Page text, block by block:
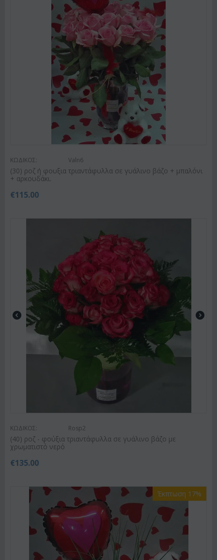
ΚΩΔΙΚΟΣ: Valn6
(30) ροζ ή φουξια τριαντάφυλλα σε γυάλινο βάζο + μπαλόνι
+ αρκουδάκι.
€115.00
ΚΩΔΙΚΟΣ: Rosp2
(40) ροζ - φούξια τριαντάφυλλα σε γυάλινο βάζο με
χρωματιστό νερό
€135.00
Έκπτωση 17%